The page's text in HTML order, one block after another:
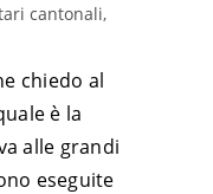
cantonali,
chiedo al
è la
alle grandi
eseguite